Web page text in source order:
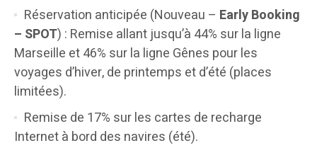
Réservation anticipée (Nouveau – Early Booking
– SPOT) : Remise allant jusqu’à 44% sur la ligne
Marseille et 46% sur la ligne Gênes pour les
voyages d’hiver, de printemps et d’été (places
limitées).
Remise de 17% sur les cartes de recharge
Internet à bord des navires (été).